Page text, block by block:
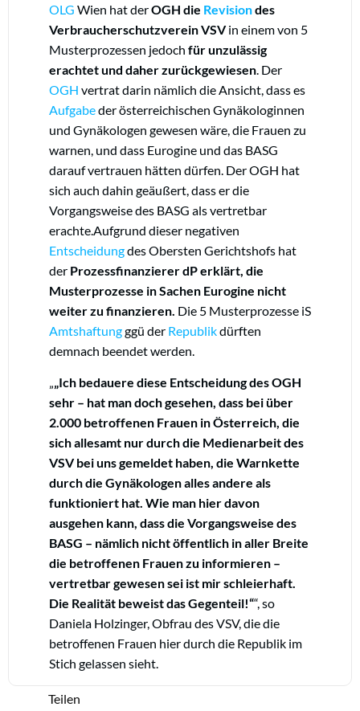
OLG Wien hat derOGH die Revisiondes
Verbraucherschutzverein VSVin einem von 5
Musterprozessen jedoch für unzulässig
erachtet und daher zurückgewiesen. Der
OGH vertrat darin nämlich die Ansicht, dass es
Aufgabeder österreichischen Gynäkologinnen
und Gynäkologen gewesen wäre, die Frauen zu
warnen, und dass Eurogine und das BASG
darauf vertrauen hätten dürfen. Der OGH hat
sich auch dahin geäußert, dass er die
Vorgangsweise des BASG als vertretbar
erachte.Aufgrund dieser negativen
Entscheidungdes Obersten Gerichtshofs hat
der Prozessfinanzierer dP erklärt, die
Musterprozesse in Sachen Eurogine nicht
weiter zu finanzieren. Die 5 Musterprozesse iS
Amtshaftungggü der Republikdürften
demnach beendet werden.
„Ich bedauere diese Entscheidung des OGH
sehr – hat man doch gesehen, dass bei über
2.000 betroffenen Frauen in Österreich, die
sich allesamt nur durch die Medienarbeit des
VSV bei uns gemeldet haben, die Warnkette
durch die Gynäkologen alles andere als
funktioniert hat. Wie man hier davon
ausgehen kann, dass die Vorgangsweise des
BASG – nämlich nicht öffentlich in aller Breite
die betroffenen Frauen zu informieren –
vertretbar gewesen sei ist mir schleierhaft.
Die Realität beweist das Gegenteil!“ , so
Daniela Holzinger, Obfrau des VSV, die die
betroffenen Frauen hier durch die Republik im
Stich gelassen sieht.
Teilen